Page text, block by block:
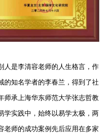
人是李清容老师的人生格言，作
的知名学者的李春兰，得到了社
师承上海华东师范大学张志哲教
学实践中，始终以易学太极，两
老师的成功案例先后应用在多家